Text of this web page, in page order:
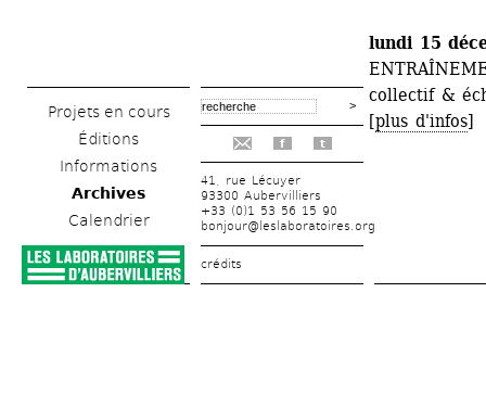
Projets en cours
Éditions
Informations
Archives
Calendrier
f t
41, rue Lécuyer
93300 Aubervilliers
+33 (0)1 53 56 15 90
bonjour@leslaboratoires.org
crédits
lundi 15
collectif &
[plus d'infos]